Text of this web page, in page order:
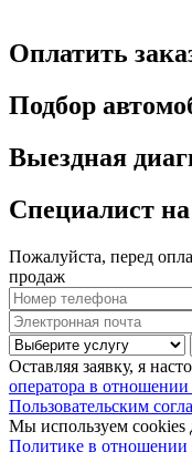
Оплатить
Подбор
Выездная
Специалист
Пожалуйста, перед
продаж
Оставляя заявку, я
оператора в
Пользовательским
Мы используем cookies
Политике в отношении